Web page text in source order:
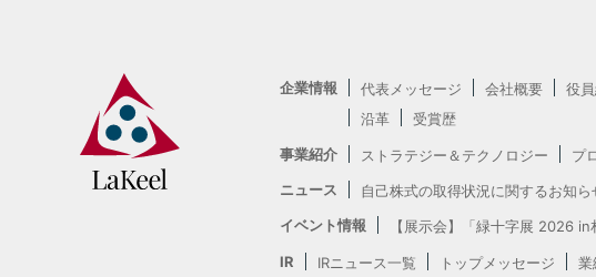
企業情報 代表メッセージ 会社概要 役
沿革
受賞歴
事業紹介
ストラテジー＆テクノロジー プ
ニュース
自己株式の取得状況に関するお知ら
イベント情報
【展示会】「緑十字展 2026
IR
IRニュース一覧 トップメッセージ 業